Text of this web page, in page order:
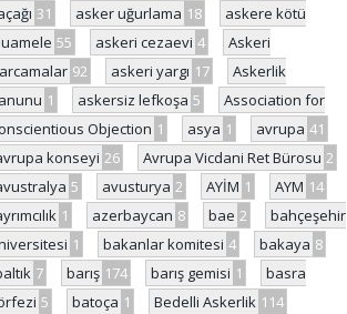
31 asker uğurlama 18
askere kötü
55 askeri cezaevi 4
Askeri
92 askeri yargı 17
Askerlik
1 askersiz lefkoşa 5
Association for
Objection 1 asya 1 avrupa 41
konseyi 26 Avrupa Vicdani Ret Bürosu 2
5 avusturya 2 AYİM 1 AYM 14
1 azerbaycan 8 bae 2
bahçeşehir
1 bakanlar komitesi 4 bakaya 8
7 barış 174 barış gemisi 1
basra
5 batoça 1 Bedelli Askerlik 114